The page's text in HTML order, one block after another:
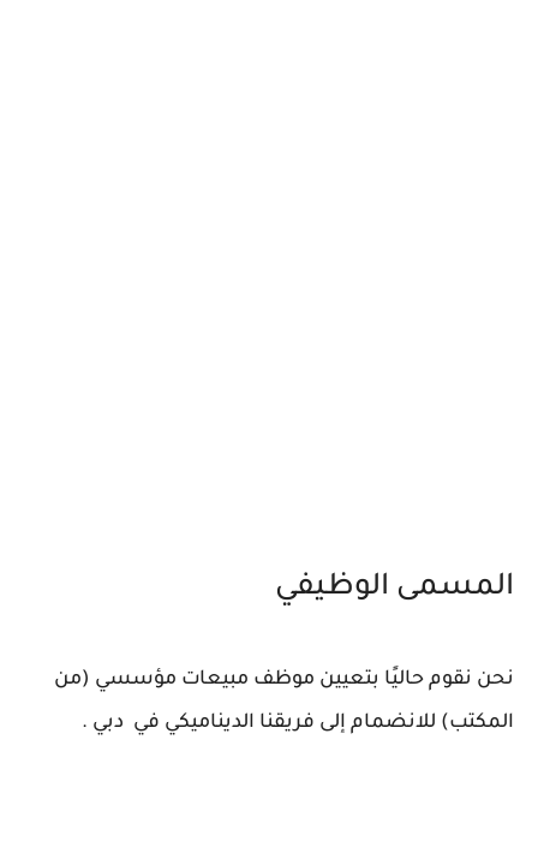
المسمى الوظيفي
نحن نقوم حاليًا بتعيين موظف مبيعات مؤسسي (من
المكتب) للانضمام إلى فريقنا الديناميكي في دبي .